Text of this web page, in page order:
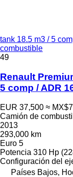
tank 18.5 m3 / 5
combustible
49
Renault
5 comp / ADR
EUR 37,500 ≈
Camión de
2013
293,000 km
Euro 5
Potencia 310 Hp
Configuración del
Países Bajos,